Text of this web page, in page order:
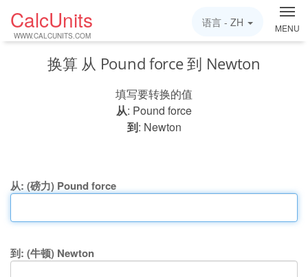
CalcUnits
WWW.CALCUNITS.COM
MENU
语言 - ZH
换算 从 Pound force 到 Newton
填写要转换的值
从: Pound force
到: Newton
从: (磅力) Pound force
到: (牛顿) Newton